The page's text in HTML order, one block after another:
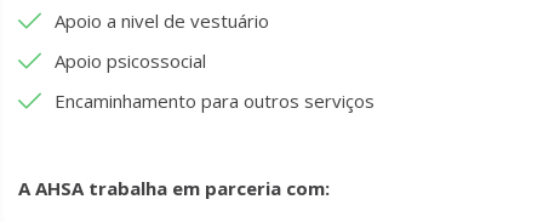
Apoio a nivel de vestuário
Apoio psicossocial
Encaminhamento para outros serviços
A AHSA trabalha em parceria com: